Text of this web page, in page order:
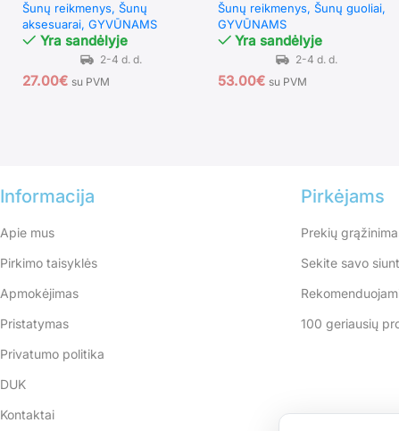
Šunų reikmenys Šunų
aksesuarai GYVŪNAMS
Yra sandėlyje
27.00€ su PVM
Šunų reikmenys Šunų guoliai
GYVŪNAMS
Yra sandėlyje
53.00€ su PVM
Informacija
Apie mus
Pirkimo taisyklės
Apmokėjimas
Pristatymas
Privatumo politika
DUK
Kontaktai
Pirkėjams
Prekių
Sekite savo
100 geriausių